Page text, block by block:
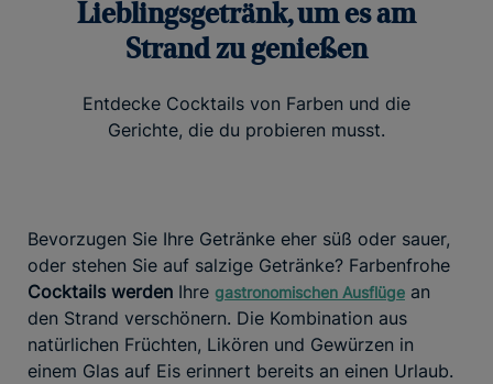
Lieblingsgetränk, um es am
Strand zu genießen
Entdecke Cocktails von Farben und die
Gerichte, die du probieren musst.
Bevorzugen Sie Ihre Getränke eher süß oder sauer,
oder stehen Sie auf salzige Getränke? Farbenfrohe
Cocktails werden Ihre gastronomischen Ausflüge an
den Strand verschönern. Die Kombination aus
natürlichen Früchten, Likören und Gewürzen in
einem Glas auf Eis erinnert bereits an einen Urlaub.